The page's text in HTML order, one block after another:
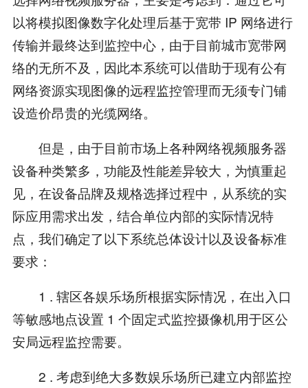
以将模拟图像数字化处理后基于宽带 IP 网络进行
传输并最终达到监控中心，由于目前城市宽带网
络的无所不及，因此本系统可以借助于现有公有
网络资源实现图像的远程监控管理而无须专门铺
设造价昂贵的光缆网络。
但是，由于目前市场上各种网络视频服务器
设备种类繁多，功能及性能差异较大，为慎重起
见，在设备品牌及规格选择过程中，从系统的实
际应用需求出发，结合单位内部的实际情况特
点，我们确定了以下系统总体设计以及设备标准
要求：
1 . 辖区各娱乐场所根据实际情况，在出入口
等敏感地点设置 1 个固定式监控摄像机用于区公
安局远程监控需要。
2 . 考虑到绝大多数娱乐场所已建立内部监控